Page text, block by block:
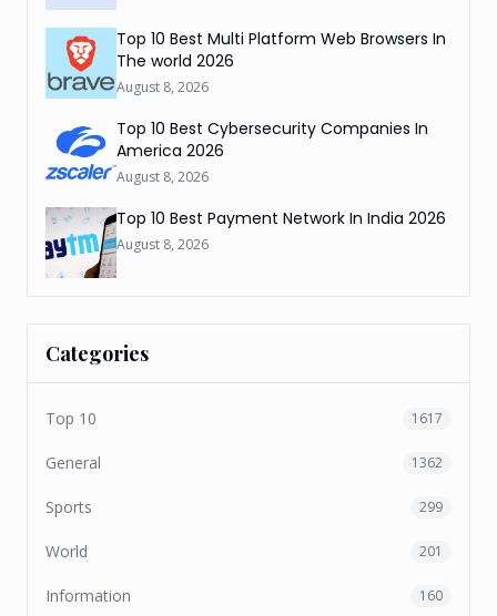
Top 10 Best Multi Platform Web Browsers In
The world 2026
August 8, 2026
Top 10 Best Cybersecurity Companies In
America 2026
August 8, 2026
Top 10 Best Payment Network In India 2026
August 8, 2026
Categories
Top 10 1617
General 1362
Sports 299
World 201
Information 160